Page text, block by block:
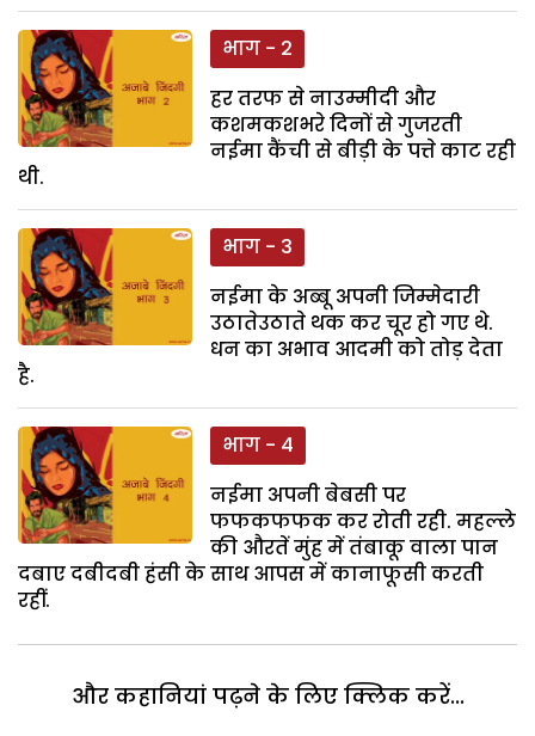
भाग - 2
हर तरफ से नाउम्मीदी और
कशमकशभरे दिनों से गुजरती
नईमा कैंची से बीड़ी के पत्ते काट रही
थी.
भाग - 3
नईमा के अब्बू अपनी जिम्मेदारी
उठातेउठाते थक कर चूर हो गए थे.
धन का अभाव आदमी को तोड़ देता
है.
भाग - 4
नईमा अपनी बेबसी पर
फफकफफक कर रोती रही. महल्ले
की औरतें मुंह में तंबाकू वाला पान
दबाए दबीदबी हंसी के साथ आपस में कानाफूसी करती
रहीं.
और कहानियां पढ़ने के लिए क्लिक करें...